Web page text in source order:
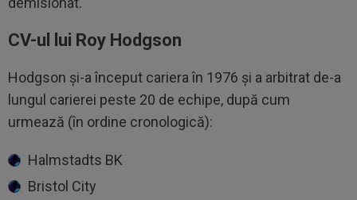
CV-ul lui Roy Hodgson
Hodgson și-a început cariera în 1976 și a arbitrat de-a
lungul carierei peste 20 de echipe, după cum
urmează (în ordine cronologică):
Halmstadts BK
Bristol City